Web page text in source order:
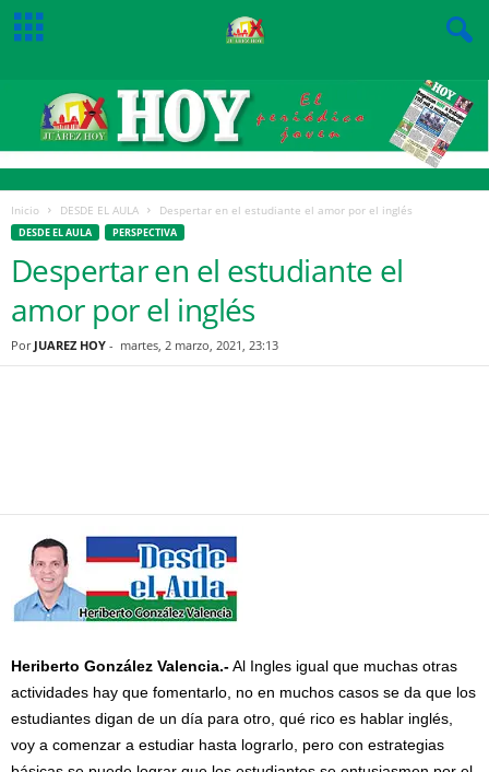
Inicio DESDE EL AULA Despertar en el estudiante el amor por el inglés
DESDE EL AULA PERSPECTIVA
Despertar en el estudiante el
amor por el inglés
Por JUAREZ HOY - martes, 2 marzo, 2021, 23:13
Heriberto González Valencia.-Al Ingles igual que muchas otras
actividades hay que fomentarlo, no en muchos casos se da que los
estudiantes digan de un día para otro, qué rico es hablar inglés,
voy a comenzar a estudiar hasta lograrlo, pero con estrategias